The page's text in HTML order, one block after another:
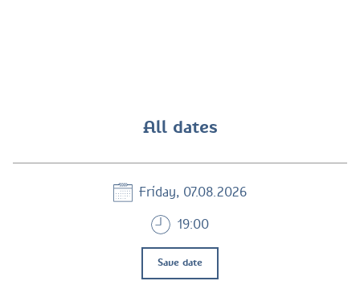
All dates
Friday, 07.08.2026
19:00
Save date